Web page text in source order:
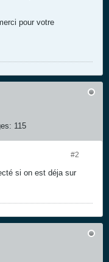
pour votre
115
#2
si on est déja sur